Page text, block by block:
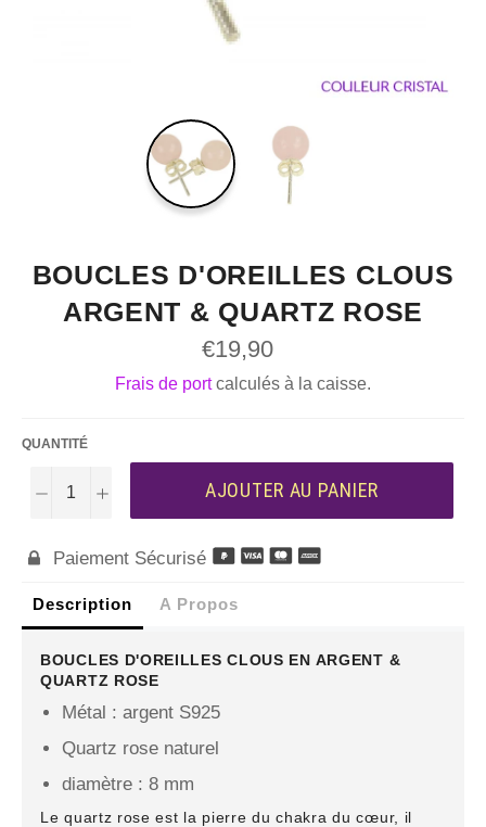
BOUCLES D'OREILLES CLOUS
ARGENT & QUARTZ ROSE
Prix
régulier
€19,90
Frais de portcalculés à la caisse.
QUANTITÉ
− + AJOUTER AU PANIER
 Paiement Sécurisé
Description A Propos
BOUCLES D'OREILLES CLOUS EN ARGENT &
QUARTZ ROSE
Métal : argent S925
Quartz rose naturel
diamètre : 8 mm
Le quartz rose est la pierre du chakra du cœur, il